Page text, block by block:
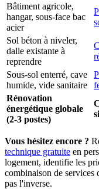
Bâtiment agricole,
hangar, sous-face bac
acier
Sol béton à niveler,
dalle existante à
reprendre
Sous-sol enterré, cave
humide, vide sanitaire
Rénovation
énergétique globale
(2-3 postes)
Vous hésitez encore ?
technique gratuite en
logement, identifie les
combinaison de
pas l'inverse.